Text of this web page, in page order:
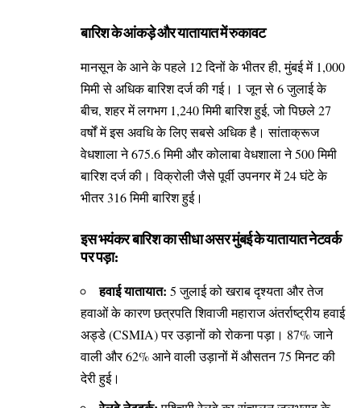
बारिश के आंकड़े और यातायात में रुकावट
मानसून के आने के पहले 12 दिनों के भीतर ही, मुंबई में 1,000
मिमी से अधिक बारिश दर्ज की गई। 1 जून से 6 जुलाई के
बीच, शहर में लगभग 1,240 मिमी बारिश हुई, जो पिछले 27
वर्षों में इस अवधि के लिए सबसे अधिक है। सांताक्रूज
वेधशाला ने 675.6 मिमी और कोलाबा वेधशाला ने 500 मिमी
बारिश दर्ज की। विक्रोली जैसे पूर्वी उपनगर में 24 घंटे के
भीतर 316 मिमी बारिश हुई।
इस भयंकर बारिश का सीधा असर मुंबई के यातायात नेटवर्क
पर पड़ा:
हवाई यातायात: 5 जुलाई को खराब दृश्यता और तेज
हवाओं के कारण छत्रपति शिवाजी महाराज अंतर्राष्ट्रीय हवाई
अड्डे (CSMIA) पर उड़ानों को रोकना पड़ा। 87% जाने
वाली और 62% आने वाली उड़ानों में औसतन 75 मिनट की
देरी हुई।